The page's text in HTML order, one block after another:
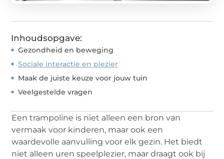
Inhoudsopgave:
Gezondheid en beweging
Sociale interactie en plezier
Maak de juiste keuze voor jouw tuin
Veelgestelde vragen
Een trampoline is niet alleen een bron van
vermaak voor kinderen, maar ook een
waardevolle aanvulling voor elk gezin. Het biedt
niet alleen uren speelplezier, maar draagt ook bij